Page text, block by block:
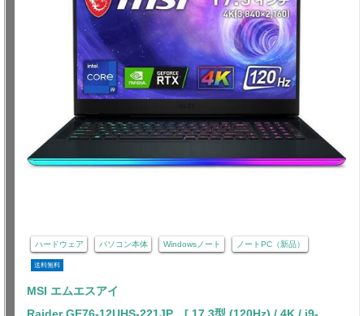
ハードウェア パソコン本体 Windowsノート ノートPC（新品）
送料無料
MSI エムエスアイ